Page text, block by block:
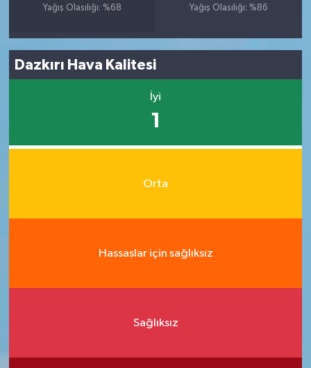
Yağış Olasılığı: %68
Yağış Olasılığı: %86
Dazkırı Hava Kalitesi
İyi
1
Orta
Hassaslar için sağlıksız
Sağlıksız